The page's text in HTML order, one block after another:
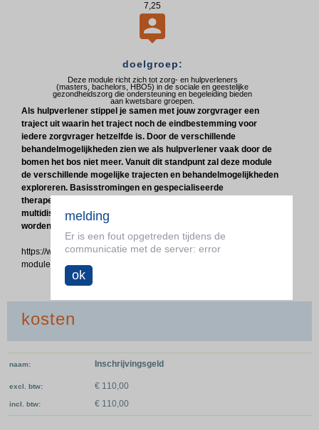
7,25

doelgroep:
Deze module richt zich tot zorg- en hulpverleners
(masters, bachelors, HBO5) in de sociale en geestelijke
gezondheidszorg die ondersteuning en begeleiding bieden
aan kwetsbare groepen.
Als hulpverlener stippel je samen met jouw zorgvrager een
traject uit waarin het traject noch de eindbestemming voor
iedere zorgvrager hetzelfde is. Door de verschillende
behandelmogelijkheden zien we als hulpverlener vaak door de
bomen het bos niet meer. Vanuit dit standpunt zal deze module
de verschillende mogelijke trajecten en behandelmogelijkheden
exploreren. Basisstromingen en gespecialiseerde
therapeutische kaders zullen aan bod komen waarin steeds het
multidisciplinair samenwerken als rode draad gebruikt zal
worden want als hulpverlener staan we, idealiter, nooit alleen.
https://www.odisee.be/postgraduaat-geestelijke-gezondheidszorg-
module-hersteltraject
kosten
naam Inschrijvingsgeld
excl. btw € 110,00
incl. btw € 110,00
melding
Er is een fout opgetreden tijdens de
communicatie met de server: error
ok